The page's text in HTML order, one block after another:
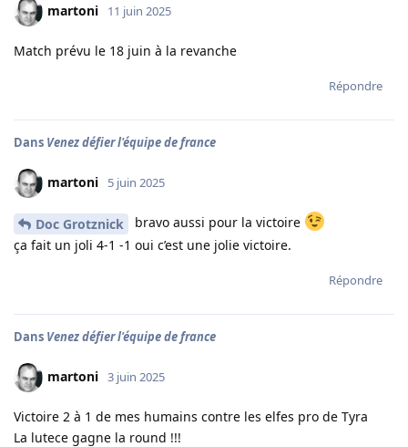
martoni 11 juin 2025
Match prévu le 18 juin à la revanche
Répondre
Dans Venez défier l'équipe de france
martoni 5 juin 2025
Doc Grotznick
bravo aussi pour la victoire
ça fait un joli 4-1 -1 oui c’est une jolie victoire.
Répondre
Dans Venez défier l'équipe de france
martoni 3 juin 2025
Victoire 2 à 1 de mes humains contre les elfes pro de Tyra
La lutece gagne la round !!!